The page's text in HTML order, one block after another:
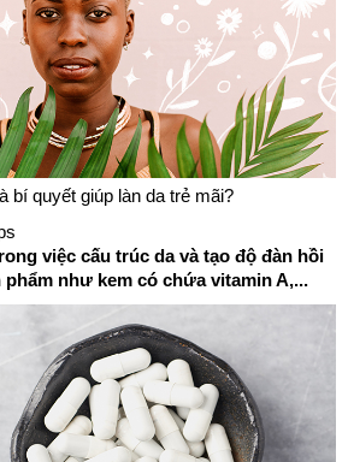
bí quyết giúp làn da trẻ mãi?
việc cấu trúc da và tạo độ đàn hồi
phẩm như kem có chứa vitamin A,...